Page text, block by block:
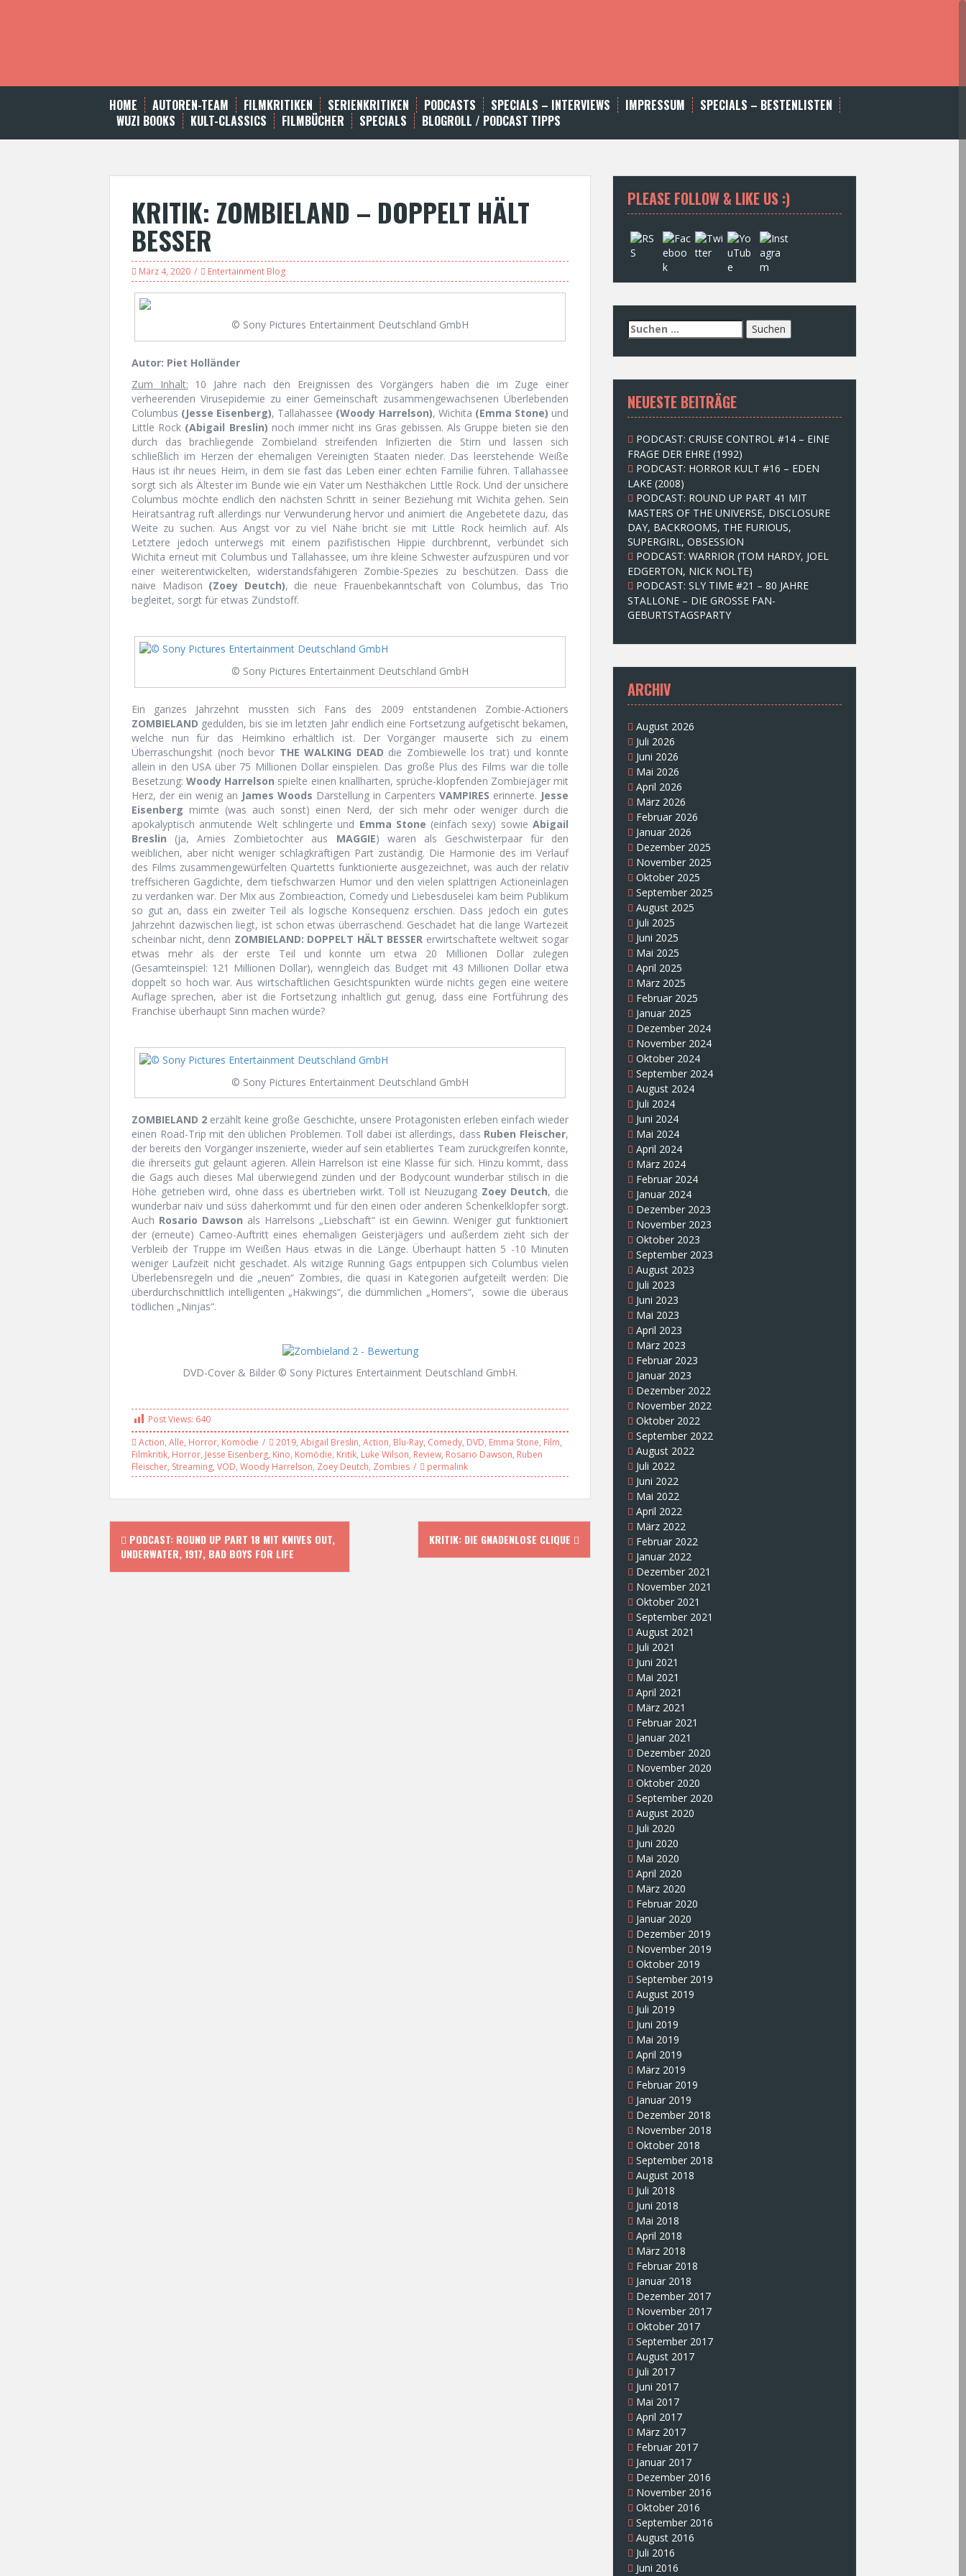
t
HOME AUTOREN-TEAM FILMKRITIKEN SERIENKRITIKEN PODCASTS SPECIALS – INTERVIEWS IMPRESSUM
SPECIALS – BESTENLISTEN
WUZI BOOKS
KULT-CLASSICS FILMBÜCHER SPECIALS BLOGROLL / PODCAST TIPPS
KRITIK: ZOMBIELAND – DOPPELT HÄLT
BESSER
März 4, 2020 Entertainment Blog
© Sony Pictures Entertainment Deutschland GmbH
Autor: Piet Holländer
Zum Inhalt: 10 Jahre nach den Ereignissen des Vorgängers haben die im Zuge einer
verheerenden Virusepidemie zu einer Gemeinschaft zusammengewachsenen Überlebenden
Columbus (Jesse Eisenberg), Tallahassee (Woody Harrelson), Wichita (Emma Stone) und
Little Rock (Abigail Breslin) noch immer nicht ins Gras gebissen. Als Gruppe bieten sie den
durch das brachliegende Zombieland streifenden Infizierten die Stirn und lassen sich
schließlich im Herzen der ehemaligen Vereinigten Staaten nieder. Das leerstehende Weiße
Haus ist ihr neues Heim, in dem sie fast das Leben einer echten Familie führen. Tallahassee
sorgt sich als Ältester im Bunde wie ein Vater um Nesthäkchen Little Rock. Und der unsichere
Columbus möchte endlich den nächsten Schritt in seiner Beziehung mit Wichita gehen. Sein
Heiratsantrag ruft allerdings nur Verwunderung hervor und animiert die Angebetete dazu, das
Weite zu suchen. Aus Angst vor zu viel Nähe bricht sie mit Little Rock heimlich auf. Als
Letztere jedoch unterwegs mit einem pazifistischen Hippie durchbrennt, verbündet sich
Wichita erneut mit Columbus und Tallahassee, um ihre kleine Schwester aufzuspüren und vor
einer weiterentwickelten, widerstandsfähigeren Zombie-Spezies zu beschützen. Dass die
naive Madison (Zoey Deutch), die neue Frauenbekanntschaft von Columbus, das Trio
begleitet, sorgt für etwas Zündstoff.
© Sony Pictures Entertainment Deutschland GmbH
Ein ganzes Jahrzehnt mussten sich Fans des 2009 entstandenen Zombie-Actioners
ZOMBIELAND gedulden, bis sie im letzten Jahr endlich eine Fortsetzung aufgetischt bekamen,
welche nun für das Heimkino erhältlich ist. Der Vorgänger mauserte sich zu einem
Überraschungshit (noch bevor THE WALKING DEAD die Zombiewelle los trat) und konnte
allein in den USA über 75 Millionen Dollar einspielen. Das große Plus des Films war die tolle
Besetzung:Woody Harrelson spielte einen knallharten, sprüche-klopfenden Zombiejäger mit
Herz, der ein wenig an James Woods Darstellung in Carpenters VAMPIRES erinnerte. Jesse
Eisenberg mimte (was auch sonst) einen Nerd, der sich mehr oder weniger durch die
apokalyptisch anmutende Welt schlingerte und Emma Stone (einfach sexy) sowieAbigail
Breslin (ja, Arnies Zombietochter aus MAGGIE) waren als Geschwisterpaar für den
weiblichen, aber nicht weniger schlagkräftigen Part zuständig. Die Harmonie des im Verlauf
des Films zusammengewürfelten Quartetts funktionierte ausgezeichnet, was auch der relativ
treffsicheren Gagdichte, dem tiefschwarzen Humor und den vielen splattrigen Actioneinlagen
zu verdanken war. Der Mix aus Zombieaction, Comedy und Liebesduselei kam beim Publikum
so gut an, dass ein zweiter Teil als logische Konsequenz erschien. Dass jedoch ein gutes
Jahrzehnt dazwischen liegt, ist schon etwas überraschend. Geschadet hat die lange Wartezeit
scheinbar nicht, denn ZOMBIELAND: DOPPELT HÄLT BESSER erwirtschaftete weltweit sogar
etwas mehr als der erste Teil und konnte um etwa 20 Millionen Dollar zulegen
(Gesamteinspiel: 121 Millionen Dollar), wenngleich das Budget mit 43 Millionen Dollar etwa
doppelt so hoch war. Aus wirtschaftlichen Gesichtspunkten würde nichts gegen eine weitere
Auflage sprechen, aber ist die Fortsetzung inhaltlich gut genug, dass eine Fortführung des
Franchise überhaupt Sinn machen würde?
© Sony Pictures Entertainment Deutschland GmbH
ZOMBIELAND 2 erzählt keine große Geschichte, unsere Protagonisten erleben einfach wieder
einen Road-Trip mit den üblichen Problemen. Toll dabei ist allerdings, dass Ruben Fleischer,
der bereits den Vorgänger inszenierte, wieder auf sein etabliertes Team zurückgreifen konnte,
die ihrerseits gut gelaunt agieren. Allein Harrelson ist eine Klasse für sich. Hinzu kommt, dass
die Gags auch dieses Mal überwiegend zünden und der Bodycount wunderbar stilisch in die
Höhe getrieben wird, ohne dass es übertrieben wirkt. Toll ist Neuzugang Zoey Deutch, die
wunderbar naiv und süss daherkommt und für den einen oder anderen Schenkelklopfer sorgt.
Auch Rosario Dawson als Harrelsons „Liebschaft“ ist ein Gewinn. Weniger gut funktioniert
der (erneute) Cameo-Auftritt eines ehemaligen Geisterjägers und außerdem zieht sich der
Verbleib der Truppe im Weißen Haus etwas in die Länge. Überhaupt hätten 5 -10 Minuten
weniger Laufzeit nicht geschadet. Als witzige Running Gags entpuppen sich Columbus vielen
Überlebensregeln und die „neuen“ Zombies, die quasi in Kategorien aufgeteilt werden: Die
überdurchschnittlich intelligenten „Hakwings“, die dümmlichen „Homers“, sowie die überaus
tödlichen „Ninjas“.
DVD-Cover & Bilder © Sony Pictures Entertainment Deutschland GmbH.
Post Views: 640
Action, Alle, Horror, Komödie 2019, Abigail Breslin, Action, Blu-Ray, Comedy, DVD, Emma Stone, Film,
Filmkritik, Horror, Jesse Eisenberg, Kino, Komödie, Kritik, Luke Wilson, Review, Rosario Dawson, Ruben
Fleischer, Streaming, VOD, Woody Harrelson, Zoey Deutch, Zombies permalink
P
o
PODCAST: ROUND UP PART 18 MIT KNIVES OUT,
UNDERWATER, 1917, BAD BOYS FOR LIFE
KRITIK: DIE GNADENLOSE CLIQUE
PLEASE FOLLOW & LIKE US :)
S
u
c
e
n
n
c
h
:
NEUESTE BEITRÄGE
PODCAST: CRUISE CONTROL #14 – EINE
FRAGE DER EHRE (1992)
PODCAST: HORROR KULT #16 – EDEN
LAKE (2008)
PODCAST: ROUND UP PART 41 MIT
MASTERS OF THE UNIVERSE, DISCLOSURE
DAY, BACKROOMS, THE FURIOUS,
SUPERGIRL, OBSESSION
PODCAST: WARRIOR (TOM HARDY, JOEL
EDGERTON, NICK NOLTE)
PODCAST: SLY TIME #21 – 80 JAHRE
STALLONE – DIE GROSSE FAN-
GEBURTSTAGSPARTY
ARCHIV
August 2026
Juli 2026
Juni 2026
Mai 2026
April 2026
März 2026
Februar 2026
Januar 2026
Dezember 2025
November 2025
Oktober 2025
September 2025
August 2025
Juli 2025
Juni 2025
Mai 2025
April 2025
März 2025
Februar 2025
Januar 2025
Dezember 2024
November 2024
Oktober 2024
September 2024
August 2024
Juli 2024
Juni 2024
Mai 2024
April 2024
März 2024
Februar 2024
Januar 2024
Dezember 2023
November 2023
Oktober 2023
September 2023
August 2023
Juli 2023
Juni 2023
Mai 2023
April 2023
März 2023
Februar 2023
Januar 2023
Dezember 2022
November 2022
Oktober 2022
September 2022
August 2022
Juli 2022
Juni 2022
Mai 2022
April 2022
März 2022
Februar 2022
Januar 2022
Dezember 2021
November 2021
Oktober 2021
September 2021
August 2021
Juli 2021
Juni 2021
Mai 2021
April 2021
März 2021
Februar 2021
Januar 2021
Dezember 2020
November 2020
Oktober 2020
September 2020
August 2020
Juli 2020
Juni 2020
Mai 2020
April 2020
März 2020
Februar 2020
Januar 2020
Dezember 2019
November 2019
Oktober 2019
September 2019
August 2019
Juli 2019
Juni 2019
Mai 2019
April 2019
März 2019
Februar 2019
Januar 2019
Dezember 2018
November 2018
Oktober 2018
September 2018
August 2018
Juli 2018
Juni 2018
Mai 2018
April 2018
März 2018
Februar 2018
Januar 2018
Dezember 2017
November 2017
Oktober 2017
September 2017
August 2017
Juli 2017
Juni 2017
Mai 2017
April 2017
März 2017
Februar 2017
Januar 2017
Dezember 2016
November 2016
Oktober 2016
September 2016
August 2016
Juli 2016
Juni 2016